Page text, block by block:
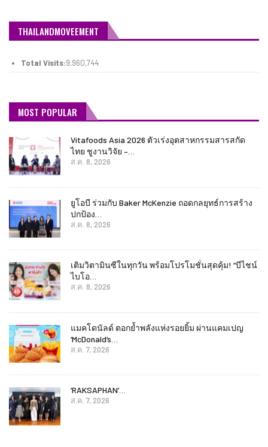
THAILANDMOVEEMENT
Total Visits:9,960,744
MOST POPULAR
Vitafoods Asia 2026 ตัวเร่งอุตสาหกรรมสารสกัด
ไทย ชูงานวิจัย –…
ส.ค. 8, 2026
ยูโอบี ร่วมกับ Baker McKenzie ถอดกลยุทธ์การสร้าง
ปกป้อง…
ส.ค. 8, 2026
เติมวิตามินซีในทุกวัน พร้อมโปรโมชั่นสุดคุ้ม! “บีไชน์
ไบโอ…
ส.ค. 8, 2026
แมคโดนัลด์ ตอกย้ำพลังแห่งรอยยิ้ม ผ่านแคมเปญ
‘McDonald’s…
ส.ค. 7, 2026
‘RAKSAPHAN’…
ส.ค. 7, 2026